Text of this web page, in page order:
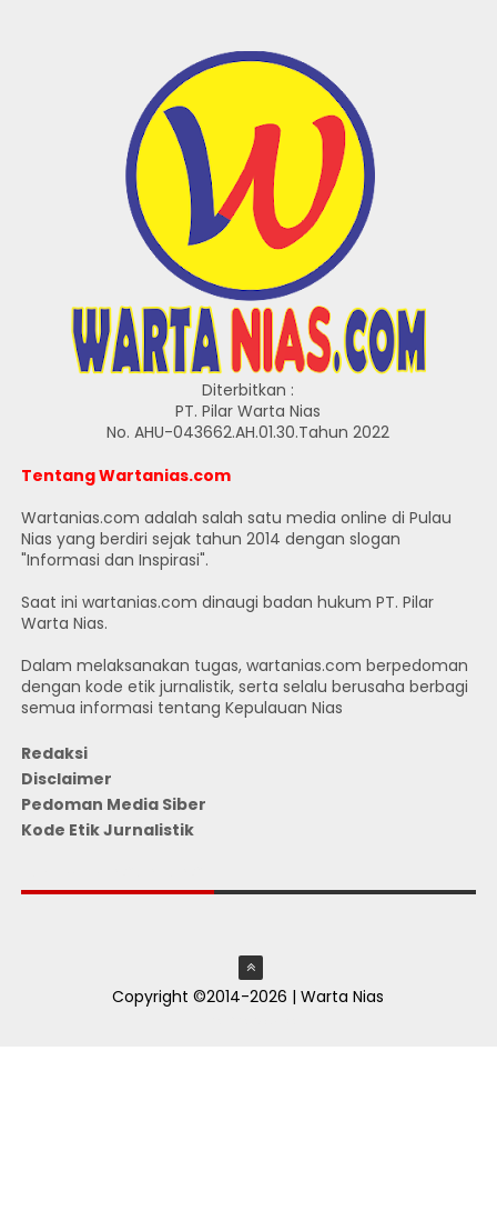
Diterbitkan :
PT. Pilar Warta Nias
No. AHU-043662.AH.01.30.Tahun 2022
Tentang Wartanias.com
Wartanias.com adalah salah satu media online di Pulau
Nias yang berdiri sejak tahun 2014 dengan slogan
"Informasi dan Inspirasi".
Saat ini wartanias.com dinaugi badan hukum PT. Pilar
Warta Nias.
Dalam melaksanakan tugas, wartanias.com berpedoman
dengan kode etik jurnalistik, serta selalu berusaha berbagi
semua informasi tentang Kepulauan Nias
Redaksi
Disclaimer
Pedoman Media Siber
Kode Etik Jurnalistik
Copyright ©2014-2026 | Warta Nias